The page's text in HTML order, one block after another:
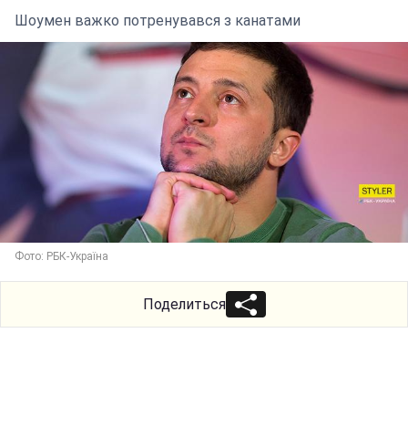
Шоумен важко потренувався з канатами
Фото: РБК-Україна
Поделиться